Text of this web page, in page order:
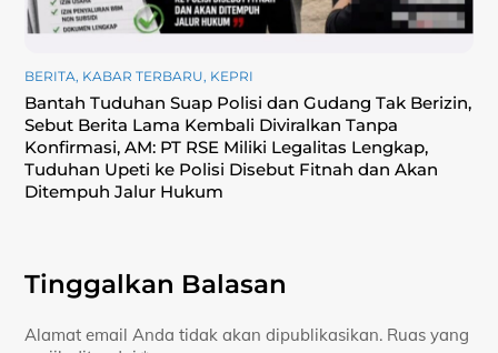
BERITA, KABAR TERBARU, KEPRI
Bantah Tuduhan Suap Polisi dan Gudang Tak Berizin,
Sebut Berita Lama Kembali Diviralkan Tanpa
Konfirmasi, ‎AM: PT RSE Miliki Legalitas Lengkap,
Tuduhan Upeti ke Polisi Disebut Fitnah dan Akan
Ditempuh Jalur Hukum
Tinggalkan Balasan
Alamat email Anda tidak akan dipublikasikan. Ruas yang